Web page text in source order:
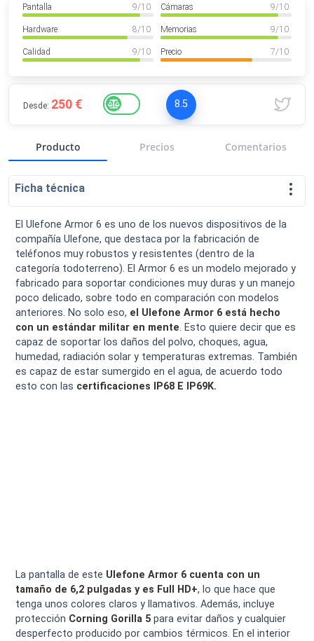
Luchinen
Uruguay
Hola me gustaría saber Si el celula...
VER MÁS
Pantalla 9/ 10 Cámaras 9/ 10
Hardware 8/ 10 Memorias 9/ 10
Calidad 9/ 10 Precio 7/ 10
Desde: 250 € 8.5
Producto Precios Comentarios
Ficha técnica
El Ulefone Armor 6 es uno de los nuevos dispositivos de la
compañía Ulefone, que destaca por la fabricación de
teléfonos muy robustos y resistentes (dentro de la
categoría todoterreno). El Armor 6 es un modelo mejorado y
fabricado para soportar condiciones muy duras y un manejo
poco delicado, sobre todo en comparación con modelos
anteriores. No solo eso, el Ulefone Armor 6 está hecho
con un estándar militar en mente. Esto quiere decir que es
capaz de soportar los daños del polvo, choques, agua,
humedad, radiación solar y temperaturas extremas. También
es capaz de estar sumergido en el agua, de acuerdo todo
esto con las certificaciones IP68 E IP69K.
La pantalla de este Ulefone Armor 6 cuenta con un
tamaño de 6,2 pulgadas y es Full HD+, lo que hace que
tenga unos colores claros y llamativos. Además, incluye
protección Corning Gorilla 5 para evitar daños y cualquier
desperfecto producido por cambios térmicos. En el interior
Descargas Comparativas
Operadores Eventos Comparador